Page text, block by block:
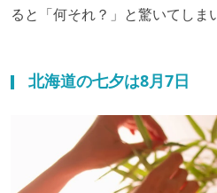
ると「何それ？」と驚いてしま
北海道の七夕は8月7日